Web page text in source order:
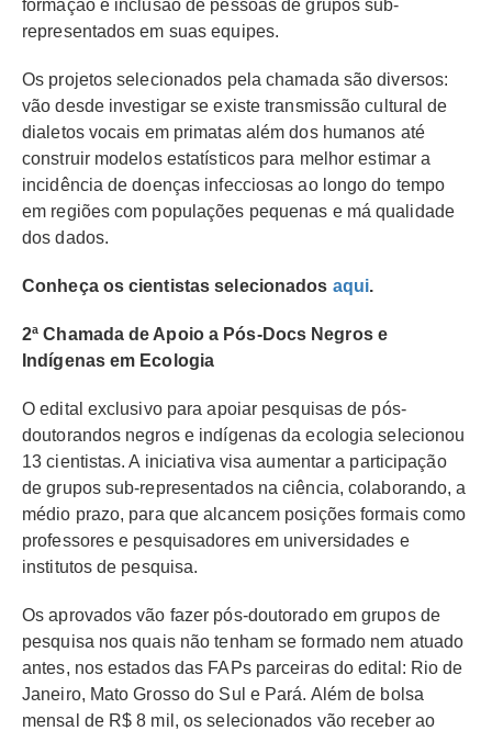
formação e inclusão de pessoas de grupos sub-
representados em suas equipes.
Os projetos selecionados pela chamada são diversos:
vão desde investigar se existe transmissão cultural de
dialetos vocais em primatas além dos humanos até
construir modelos estatísticos para melhor estimar a
incidência de doenças infecciosas ao longo do tempo
em regiões com populações pequenas e má qualidade
dos dados.
Conheça os cientistas selecionados aqui.
2ª Chamada de Apoio a Pós-Docs Negros e
Indígenas em Ecologia
O edital exclusivo para apoiar pesquisas de pós-
doutorandos negros e indígenas da ecologia selecionou
13 cientistas. A iniciativa visa aumentar a participação
de grupos sub-representados na ciência, colaborando, a
médio prazo, para que alcancem posiçõesformais como
professores e pesquisadores em universidades e
institutos de pesquisa.
Os aprovados vão fazer pós-doutorado em grupos de
pesquisa nos quais não tenham se formado nem atuado
antes, nos estados das FAPs parceiras do edital: Rio de
Janeiro, Mato Grosso do Sul e Pará. Além de bolsa
mensal de R$ 8 mil, os selecionados vão receber ao